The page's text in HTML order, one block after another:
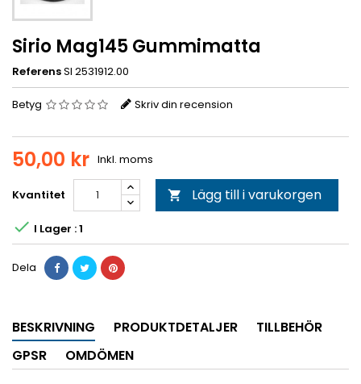
Sirio Mag145 Gummimatta
ReferensSI 2531912.00
Betyg Skriv din recension
50,00 kr Inkl. moms
Kvantitet  Lägg till i varukorgen
 I Lager : 1
Dela
BESKRIVNING PRODUKTDETALJER
TILLBEHÖR
GPSR
OMDÖMEN